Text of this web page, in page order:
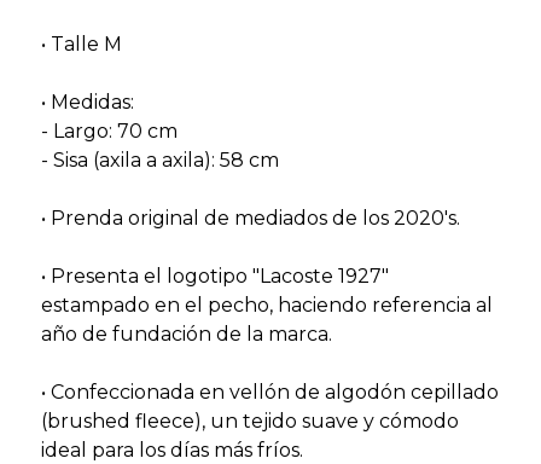
• Talle M
• Medidas:
- Largo: 70 cm
- Sisa (axila a axila): 58 cm
• Prenda original de mediados de los 2020's.
• Presenta el logotipo "Lacoste 1927"
estampado en el pecho, haciendo referencia al
año de fundación de la marca.
• Confeccionada en vellón de algodón cepillado
(brushed fleece), un tejido suave y cómodo
ideal para los días más fríos.